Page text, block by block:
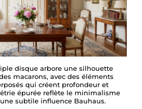
disque arbore une silhouette
macarons, avec des éléments
qui créent profondeur et
épurée reflète le minimalisme
subtile influence Bauhaus.